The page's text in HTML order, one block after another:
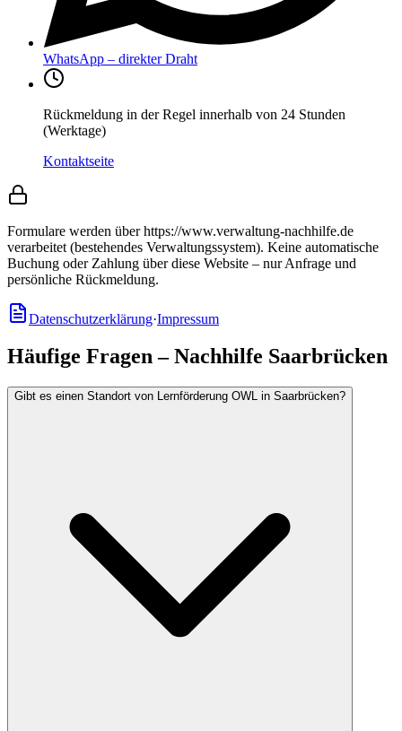
WhatsApp – direkter Draht
Rückmeldung in der Regel innerhalb von 24 Stunden
(Werktage)
Kontaktseite
Formulare werden über https://www.verwaltung-nachhilfe.de
verarbeitet (bestehendes Verwaltungssystem). Keine automatische
Buchung oder Zahlung über diese Website – nur Anfrage und
persönliche Rückmeldung.
Datenschutzerklärung·Impressum
Häufige Fragen – Nachhilfe Saarbrücken
Gibt es einen Standort von Lernförderung OWL in Saarbrücken?